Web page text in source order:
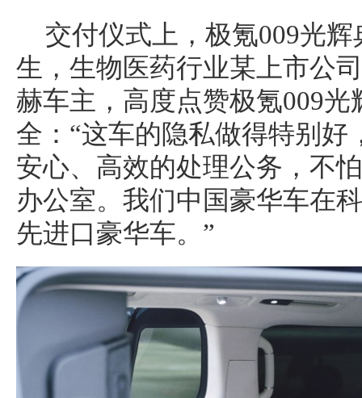
交付仪式上，极氪009光
生，生物医药行业某上市公
赫车主，高度点赞极氪009
全：“这车的隐私做得特别好
安心、高效的处理公务，不
办公室。我们中国豪华车在
先进口豪华车。”